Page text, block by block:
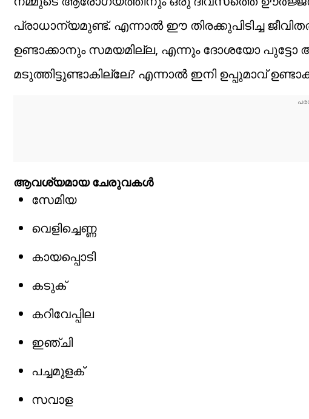
പ്രാധാന്യമുണ്ട്. എന്നാൽ ഈ തിരക്കുപിടിച്ച
ഉണ്ടാക്കാനും സമയമില്ല, എന്നും ദോശയോ പുട്ടോ
മടുത്തിട്ടുണ്ടാകില്ലേ? എന്നാൽ ഇനി ഉപ്പുമാവ്
ആവശ്യമായ ചേരുവകൾ
സേമിയ
വെളിച്ചെണ്ണ
കായപ്പൊടി
കടുക്
കറിവേപ്പില
ഇഞ്ചി
പച്ചമുളക്
സവാള